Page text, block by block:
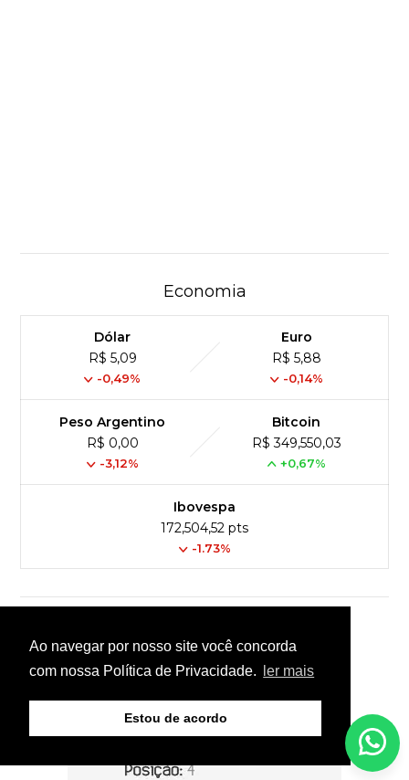
Ao navegar por nosso site você concorda
com nossa Política de Privacidade.
ler mais
Estou de acordo
Economia
Dólar
R$ 5,09
-0,49%
Euro
R$ 5,88
-0,14%
Peso Argentino
R$ 0,00
-3,12%
Bitcoin
R$ 349,550,03
+0,67%
Ibovespa
172,504,52 pts
-1.73%